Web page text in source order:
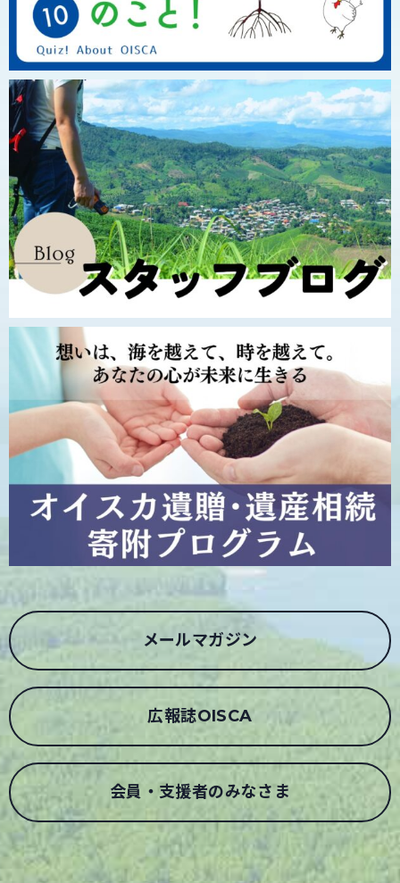
メールマガジン
広報誌OISCA
会員・支援者のみなさま